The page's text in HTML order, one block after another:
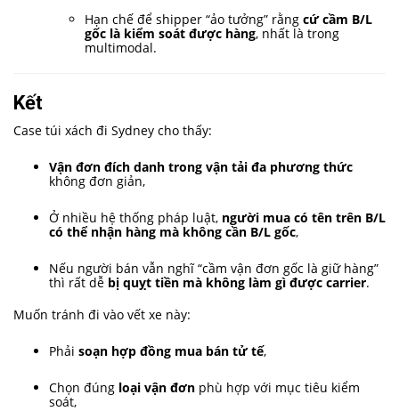
Hạn chế để shipper “ảo tưởng” rằng cứ cầm B/L
gốc là kiểm soát được hàng, nhất là trong
multimodal.
Kết
Case túi xách đi Sydney cho thấy:
Vận đơn đích danh trong vận tải đa phương thức
không đơn giản,
Ở nhiều hệ thống pháp luật, người mua có tên trên B/L
có thể nhận hàng mà không cần B/L gốc,
Nếu người bán vẫn nghĩ “cầm vận đơn gốc là giữ hàng”
thì rất dễ bị quỵt tiền mà không làm gì được carrier.
Muốn tránh đi vào vết xe này:
Phải soạn hợp đồng mua bán tử tế,
Chọn đúng loại vận đơn phù hợp với mục tiêu kiểm
soát,